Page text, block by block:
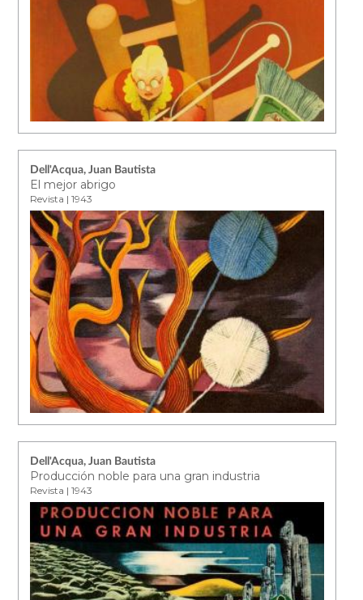
Dell'Acqua, Juan Bautista
El mejor abrigo
Revista | 1943
Dell'Acqua, Juan Bautista
Producción noble para una gran industria
Revista | 1943